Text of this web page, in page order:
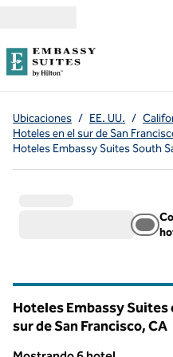
Ubicaciones / EE. UU. /
Hoteles en el sur de San
Hoteles Embassy Suites South
Hoteles Embassy Suites
sur de San Francisco,CA